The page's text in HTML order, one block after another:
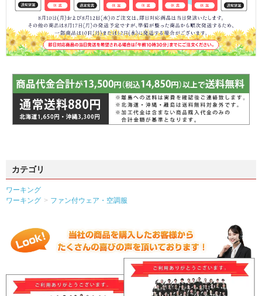
カテゴリ
ワーキング
ワーキング
ファン付ウェア・空調服